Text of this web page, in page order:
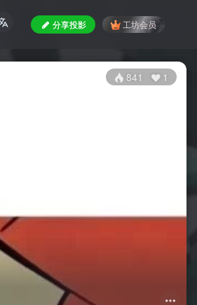
分享投影 工坊会员
841 1